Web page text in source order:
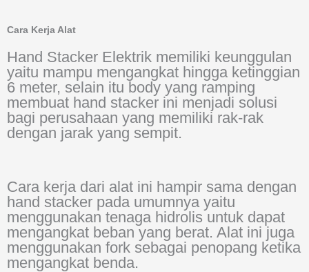
Cara Kerja Alat
Hand Stacker Elektrik memiliki keunggulan
yaitu mampu mengangkat hingga ketinggian
6 meter, selain itu body yang ramping
membuat hand stacker ini menjadi solusi
bagi perusahaan yang memiliki rak-rak
dengan jarak yang sempit.
Cara kerja dari alat ini hampir sama dengan
hand stacker pada umumnya yaitu
menggunakan tenaga hidrolis untuk dapat
mengangkat beban yang berat. Alat ini juga
menggunakan fork sebagai penopang ketika
mengangkat benda.